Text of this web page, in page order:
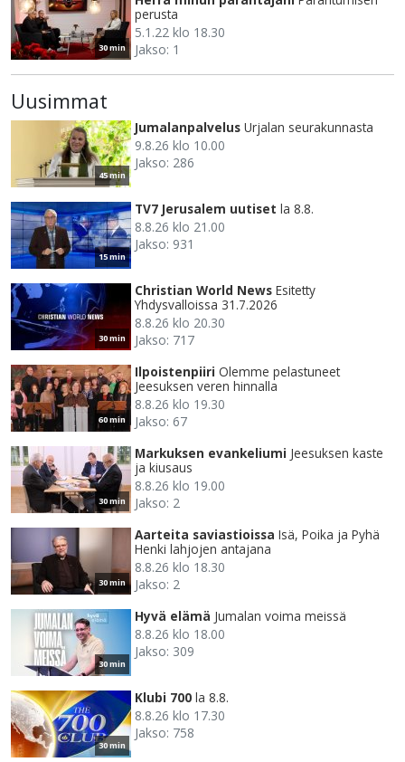
30 min
perusta
5.1.22 klo 18.30
Jakso: 1
Uusimmat
45 min
Jumalanpalvelus Urjalan seurakunnasta
9.8.26 klo 10.00
Jakso: 286
15 min
TV7 Jerusalem uutiset la 8.8.
8.8.26 klo 21.00
Jakso: 931
30 min
Christian World News Esitetty
Yhdysvalloissa 31.7.2026
8.8.26 klo 20.30
Jakso: 717
60 min
Ilpoistenpiiri Olemme pelastuneet
Jeesuksen veren hinnalla
8.8.26 klo 19.30
Jakso: 67
30 min
Markuksen evankeliumi Jeesuksen kaste
ja kiusaus
8.8.26 klo 19.00
Jakso: 2
30 min
Aarteita saviastioissa Isä, Poika ja Pyhä
Henki lahjojen antajana
8.8.26 klo 18.30
Jakso: 2
30 min
Hyvä elämä Jumalan voima meissä
8.8.26 klo 18.00
Jakso: 309
30 min
Klubi 700 la 8.8.
8.8.26 klo 17.30
Jakso: 758